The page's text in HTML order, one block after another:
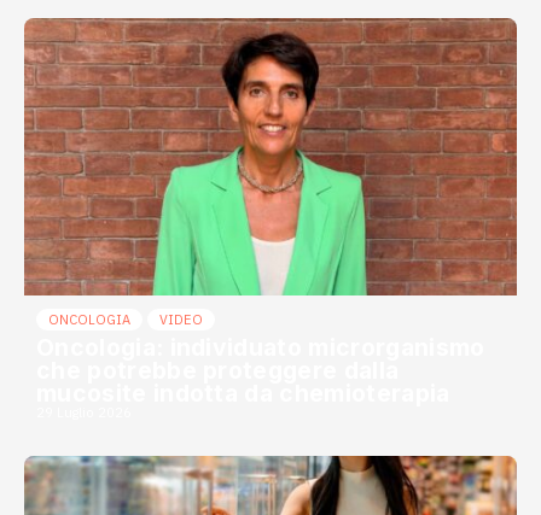
ONCOLOGIA VIDEO